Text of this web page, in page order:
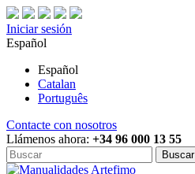
Iniciar sesión
Español
Español
Catalan
Português
Contacte con nosotros
Llámenos ahora: +34 96 000 13 55
Buscar